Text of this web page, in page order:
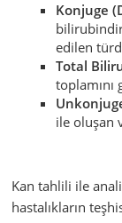
Konjuge
edilen
Total
toplamını
ile oluşan
Kan tahlili ile
hastalıkların